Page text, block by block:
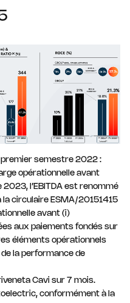
semestre 2022 :
opérationnelle avant
l’EBITDA est renommé
la circulaire ESMA/20151415
avant (i)
aux paiements fondés sur
éléments opérationnels
la performance de
Cavi sur 7 mois.
conformément à la